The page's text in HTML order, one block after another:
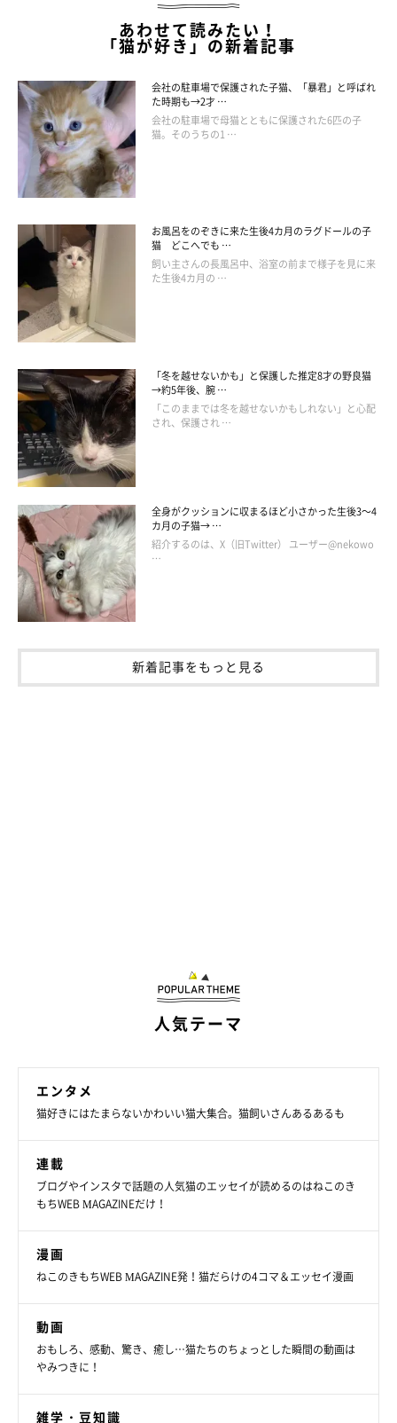
天使とはこのこと♡ おててをグーパーしちゃう子猫のかわいさに悶絶（ねこのきもち
WEB MAGAZINE）
眠そうに一点を見つめてまどろんでいるかと思えば、手（前足）
を『グーパー』と動かしているんです……！
小さな手が『グーパー』している様子に、多くの人がメロメロに
なったのは間違いありません！」（ねこのきもちWEB MAGAZINE
編集長）
大物感が半端ない！ヘソ天ポーズで落ちている子猫 かわいい「素顔」に迫る！（ねこの
「猫飼いさんのSNSでは、寝ている猫をよく『猫が落ちている』
と表現しますよね。Instagramユーザー＠dora_me0416さんの愛
猫・カツヲくんは、まさに『落ちている猫』と話題になりまし
た。
あわせて読みたい！
「猫が好き」の新着記事
会社の駐車場で保護された子猫、「暴君」と呼ばれ
た時期も→2才 …
会社の駐車場で母猫とともに保護された6匹の子
猫。そのうちの1 …
お風呂をのぞきに来た生後4カ月のラグドールの子
猫 どこへでも …
飼い主さんの長風呂中、浴室の前まで様子を見に来
た生後4カ月の …
「冬を越せないかも」と保護した推定8才の野良猫
→約5年後、腕 …
「このままでは冬を越せないかもしれない」と心配
され、保護され …
全身がクッションに収まるほど小さかった生後3～4
カ月の子猫→ …
紹介するのは、X（旧Twitter） ユーザー@nekowo
…
新着記事をもっと見る
人気テーマ
エンタメ
猫好きにはたまらないかわいい猫大集合。猫飼いさんあるあるも
連載
ブログやインスタで話題の人気猫のエッセイが読めるのはねこのき
もちWEB MAGAZINEだけ！
漫画
ねこのきもちWEB MAGAZINE発！猫だらけの4コマ＆エッセイ漫画
動画
おもしろ、感動、驚き、癒し…猫たちのちょっとした瞬間の動画は
やみつきに！
雑学・豆知識